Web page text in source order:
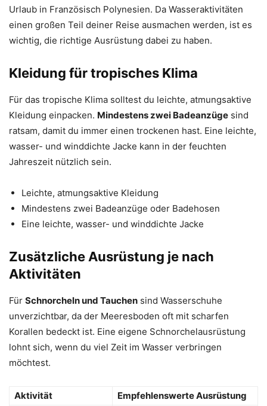
Urlaub in Französisch Polynesien. Da Wasseraktivitäten
einen großen Teil deiner Reise ausmachen werden, ist es
wichtig, die richtige Ausrüstung dabei zu haben.
Kleidung für tropisches Klima
Für das tropische Klima solltest du leichte, atmungsaktive
Kleidung einpacken. Mindestens zwei Badeanzüge sind
ratsam, damit du immer einen trockenen hast. Eine leichte,
wasser- und winddichte Jacke kann in der feuchten
Jahreszeit nützlich sein.
Leichte, atmungsaktive Kleidung
Mindestens zwei Badeanzüge oder Badehosen
Eine leichte, wasser- und winddichte Jacke
Zusätzliche Ausrüstung je nach
Aktivitäten
Für Schnorcheln und Tauchen sind Wasserschuhe
unverzichtbar, da der Meeresboden oft mit scharfen
Korallen bedeckt ist. Eine eigene Schnorchelausrüstung
lohnt sich, wenn du viel Zeit im Wasser verbringen
möchtest.
Aktivität Empfehlenswerte Ausrüstung